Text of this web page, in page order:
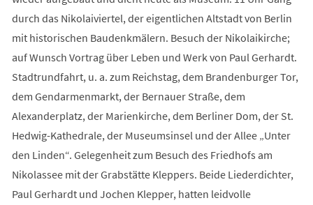
durch das Nikolaiviertel, der eigentlichen Altstadt von Berlin
mit historischen Baudenkmälern. Besuch der Nikolaikirche;
auf Wunsch Vortrag über Leben und Werk von Paul Gerhardt.
Stadtrundfahrt, u. a. zum Reichstag, dem Brandenburger Tor,
dem Gendarmenmarkt, der Bernauer Straße, dem
Alexanderplatz, der Marienkirche, dem Berliner Dom, der St.
Hedwig-Kathedrale, der Museumsinsel und der Allee „Unter
den Linden“. Gelegenheit zum Besuch des Friedhofs am
Nikolassee mit der Grabstätte Kleppers. Beide Liederdichter,
Paul Gerhardt und Jochen Klepper, hatten leidvolle